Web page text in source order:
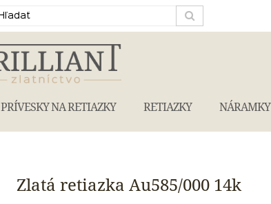
PRÍVESKY NA RETIAZKY RETIAZKY NÁRAMKY
Zlatá retiazka Au585/000 14k